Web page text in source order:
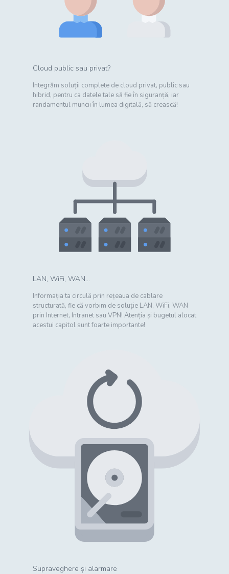
Cloud public sau privat?
Integrăm soluții complete de cloud privat, public sau
hibrid, pentru ca datele tale să fie în siguranță, iar
randamentul muncii în lumea digitală, să crească!
LAN, WiFi, WAN...
Informația ta circulă prin rețeaua de cablare
structurată, fie că vorbim de soluție LAN, WiFi, WAN
prin Internet, Intranet sau VPN! Atenția și bugetul alocat
acestui capitol sunt foarte importante!
Supraveghere și alarmare